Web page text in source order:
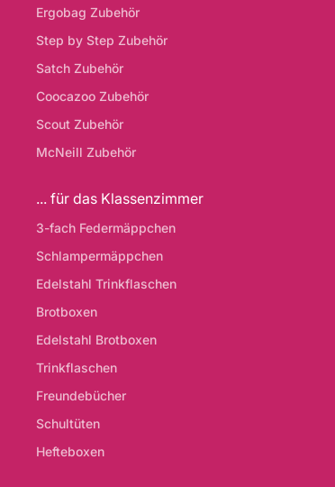
Ergobag Zubehör
Step by Step Zubehör
Satch Zubehör
Coocazoo Zubehör
Scout Zubehör
McNeill Zubehör
... für das Klassenzimmer
3-fach Federmäppchen
Schlampermäppchen
Edelstahl Trinkflaschen
Brotboxen
Edelstahl Brotboxen
Trinkflaschen
Freundebücher
Schultüten
Hefteboxen